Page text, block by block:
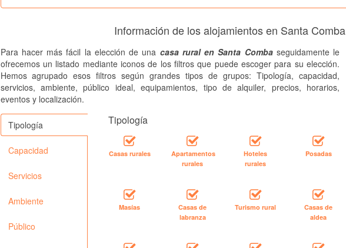
Información de los alojamientos en Santa Comba
Para hacer más fácil la elección de una casa rural en Santa Combaseguidamente le
ofrecemos un listado mediante iconos de los filtros que puede escoger para su elección.
Hemos agrupado esos filtros según grandes tipos de grupos: Tipología, capacidad,
servicios, ambiente, público ideal, equipamientos, tipo de alquiler, precios, horarios,
eventos y localización.
Tipología
Capacidad
Servicios
Ambiente
Público
Tipología
Casas rurales
Apartamentos
rurales
Hoteles
rurales
Posadas
Masías
Casas de
labranza
Turismo rural
Casas de
aldea